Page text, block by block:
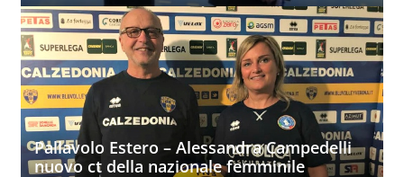
Pallavolo Estero – Alessandra Campedelli
nuovo ct della nazionale femminile